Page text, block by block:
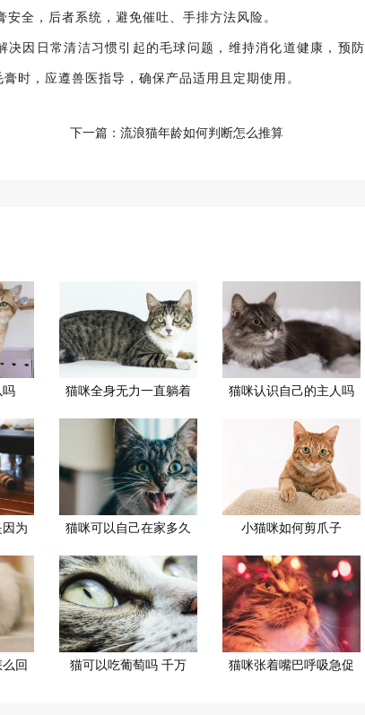
全，后者系统，避免催吐、手排方法风险。
因日常清洁习惯引起的毛球问题，维持消化道健康，预防
时，应遵兽医指导，确保产品适用且定期使用。
下一篇： 流浪猫年龄如何判断怎么推算
猫咪全身无力一直躺着 猫咪认识自己的主人吗
为 猫咪可以自己在家多久 小猫咪如何剪爪子
回 猫可以吃葡萄吗 千万 猫咪张着嘴巴呼吸急促